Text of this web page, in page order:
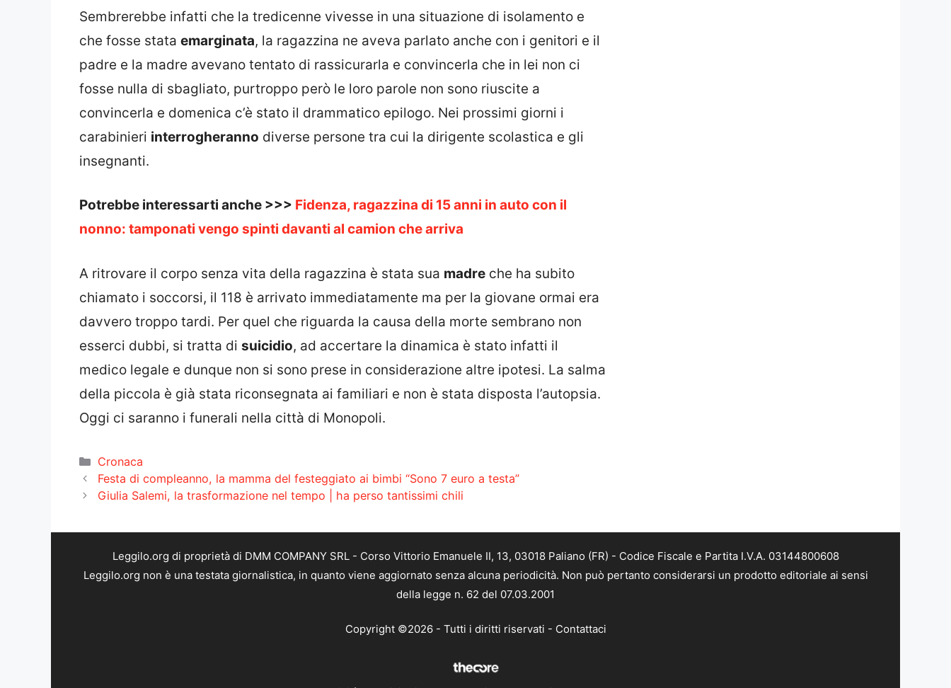
Sembrerebbe infatti che la tredicenne vivesse in una situazione di isolamento e
che fosse stata emarginata, la ragazzina ne aveva parlato anche con i genitori e il
padre e la madre avevano tentato di rassicurarla e convincerla che in lei non ci
fosse nulla di sbagliato, purtroppo però le loro parole non sono riuscite a
convincerla e domenica c’è stato il drammatico epilogo. Nei prossimi giorni i
carabinieri interrogheranno diverse persone tra cui la dirigente scolastica e gli
insegnanti.
Potrebbe interessarti anche >>> Fidenza, ragazzina di 15 anni in auto con il
nonno: tamponati vengo spinti davanti al camion che arriva
A ritrovare il corpo senza vita della ragazzina è stata sua madre che ha subito
chiamato i soccorsi, il 118 è arrivato immediatamente ma per la giovane ormai era
davvero troppo tardi. Per quel che riguarda la causa della morte sembrano non
esserci dubbi, si tratta di suicidio, ad accertare la dinamica è stato infatti il
medico legale e dunque non si sono prese in considerazione altre ipotesi. La salma
della piccola è già stata riconsegnata ai familiari e non è stata disposta l’autopsia.
Oggi ci saranno i funerali nella città di Monopoli.
Categorie
Cronaca
Festa di compleanno, la mamma del festeggiato ai bimbi “Sono 7 euro a testa”
Giulia Salemi, la trasformazione nel tempo | ha perso tantissimi chili
Leggilo.org di proprietà di DMM COMPANY SRL - Corso Vittorio Emanuele II, 13, 03018 Paliano (FR) - Codice Fiscale e Partita I.V.A. 03144800608
Leggilo.org non è una testata giornalistica, in quanto viene aggiornato senza alcuna periodicità. Non può pertanto considerarsi un prodotto editoriale ai sensi
della legge n. 62 del 07.03.2001
Copyright ©2026 - Tutti i diritti riservati - Contattaci